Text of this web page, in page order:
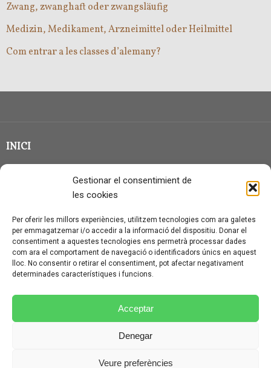
Gestionar el consentimient de
les cookies
Per oferir les millors experiències, utilitzem tecnologies com ara galetes
per emmagatzemar i/o accedir a la informació del dispositiu. Donar el
consentiment a aquestes tecnologies ens permetrà processar dades
com ara el comportament de navegació o identificadors únics en aquest
lloc. No consentir o retirar el consentiment, pot afectar negativament
determinades característiques i funcions.
Acceptar
Denegar
Veure preferències
Zwang, zwanghaft oder zwangsläufig
Medizin, Medikament, Arzneimittel oder Heilmittel
Com entrar a les classes d’alemany?
INICI
QUI SOC?
CONTACTE
AVÍS LEGAL I PROTECCIÓ DE DADES
POLÍTICA DE COOKIES (UE)
CONDICIONS PARTICULARS D’ÚS I CONTRACTACIÓ
POLÍTICA DE PRIVACITAT